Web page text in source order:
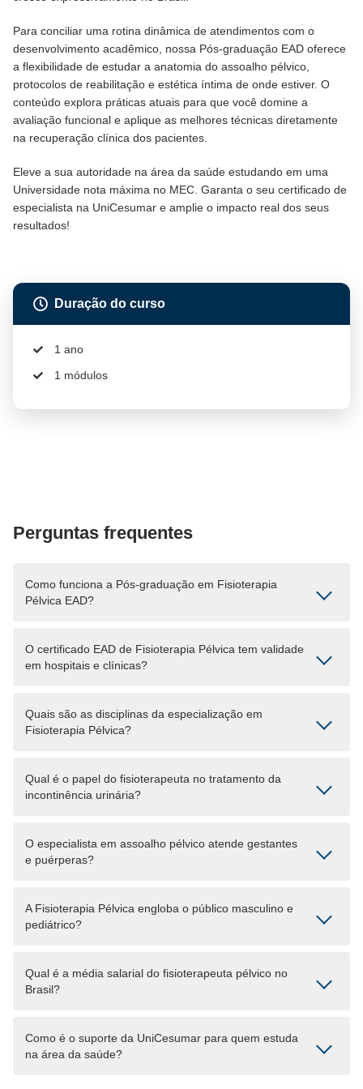
Para conciliar uma rotina dinâmica de atendimentos com o
desenvolvimento acadêmico, nossa Pós-graduação EAD oferece
a flexibilidade de estudar a anatomia do assoalho pélvico,
protocolos de reabilitação e estética íntima de onde estiver. O
conteúdo explora práticas atuais para que você domine a
avaliação funcional e aplique as melhores técnicas diretamente
na recuperação clínica dos pacientes.
Eleve a sua autoridade na área da saúde estudando em uma
Universidade nota máxima no MEC. Garanta o seu certificado de
especialista na UniCesumar e amplie o impacto real dos seus
resultados!
Duração do curso
1 ano
1 módulos
Perguntas frequentes
Como funciona a Pós-graduação em Fisioterapia
Pélvica EAD?
O certificado EAD de Fisioterapia Pélvica tem validade
em hospitais e clínicas?
Quais são as disciplinas da especialização em
Fisioterapia Pélvica?
Qual é o papel do fisioterapeuta no tratamento da
incontinência urinária?
O especialista em assoalho pélvico atende gestantes
e puérperas?
A Fisioterapia Pélvica engloba o público masculino e
pediátrico?
Qual é a média salarial do fisioterapeuta pélvico no
Brasil?
Como é o suporte da UniCesumar para quem estuda
na área da saúde?